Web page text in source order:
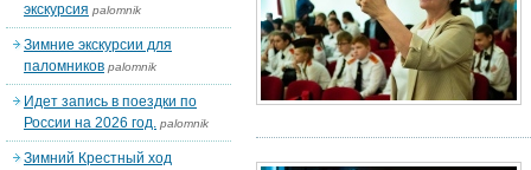
экскурсия palomnik
Зимние экскурсии для
паломников palomnik
Идет запись в поездки по
России на 2026 год. palomnik
Зимний Крестный ход